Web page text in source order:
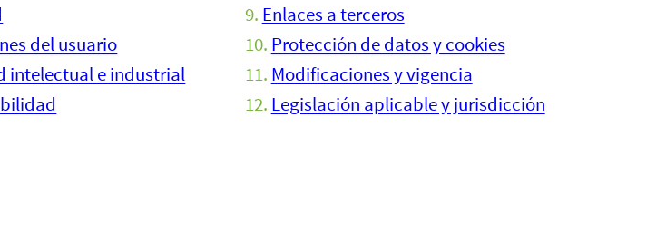
del usuario
intelectual e industrial
Enlaces a terceros
Protección de datos y cookies
Modificaciones y vigencia
Legislación aplicable y jurisdicción